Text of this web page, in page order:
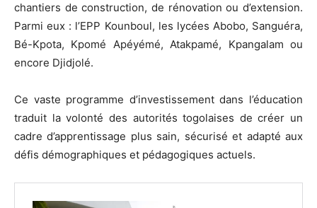
chantiers de construction, de rénovation ou d’extension.
Parmi eux : l’EPP Kounboul, les lycées Abobo, Sanguéra,
Bé-Kpota, Kpomé Apéyémé, Atakpamé, Kpangalam ou
encore Djidjolé.
Ce vaste programme d’investissement dans l’éducation
traduit la volonté des autorités togolaises de créer un
cadre d’apprentissage plus sain, sécurisé et adapté aux
défis démographiques et pédagogiques actuels.